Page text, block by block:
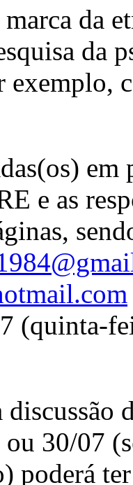
da
da
exemplo,
e as
(quinta-
30/07
poderá